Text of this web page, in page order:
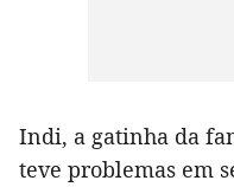
Indi, a gatinha da
teve problemas em